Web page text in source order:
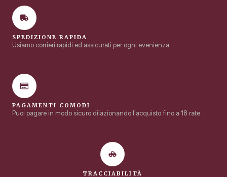
SPEDIZIONE RAPIDA
Usiamo corrieri rapidi ed assicurati per ogni evenienza
PAGAMENTI COMODI
Puoi pagare in modo sicuro dilazionando l'acquisto fino a 18 rate
TRACCIABILITÀ